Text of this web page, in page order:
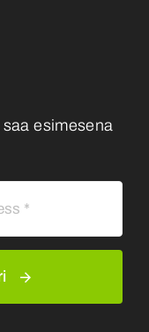
esimesena